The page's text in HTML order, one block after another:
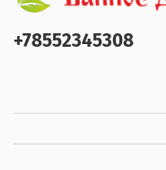
+78552345308